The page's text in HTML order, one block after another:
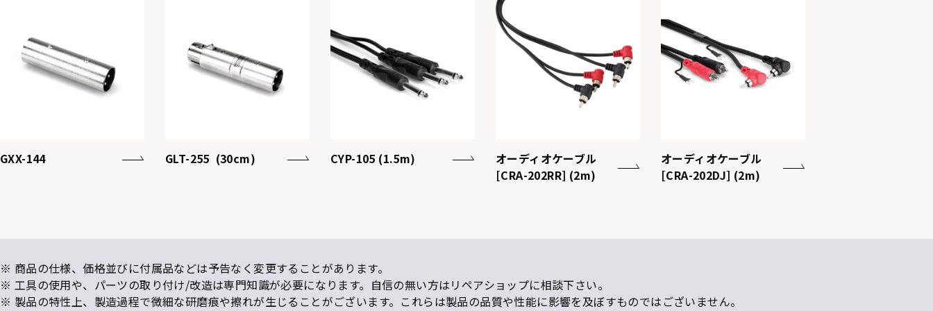
GXX-144 GLT-255 (30cm) CYP-105 (1.5m)
オーディオケーブル
[CRA-202RR] (2m)
オーディオケーブル
[CRA-202DJ] (2m)
※ 商品の仕様、価格並びに付属品などは予告なく変更することがあります。
※ 工具の使用や、パーツの取り付け/改造は専門知識が必要になります。自信の無い方はリペアショップに相談下さい。
※ 製品の特性上、製造過程で微細な研磨痕や擦れが生じることがございます。これらは製品の品質や性能に影響を及ぼすものではございません。